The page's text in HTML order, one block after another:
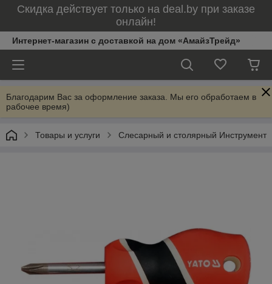
Скидка действует только на deal.by при заказе
онлайн!
Интернет-магазин с доставкой на дом «АмайзТрейд»
Благодарим Вас за оформление заказа. Мы его обработаем в
рабочее время)
Товары и услуги Слесарный и столярный Инструмент